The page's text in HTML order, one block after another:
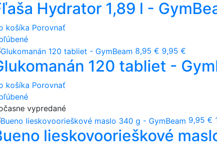
Hydrator 1,89 l -
košíka Porovnať
8,95 € 9,95 €
120 tabliet -
košíka Porovnať
vypredané
9,95 €
lieskovoorieškové